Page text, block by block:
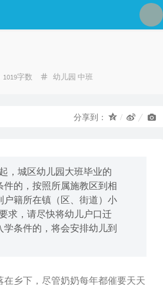
5
1019字数
分
幼儿园 中班
分享到：
，城区幼儿园大班毕业的
的，按照所属施教区到相
籍所在镇（区、街道）小
求，请尽快将幼儿户口迁
条件的，将会安排幼儿到
乡下，尽管奶奶每年都催要天天